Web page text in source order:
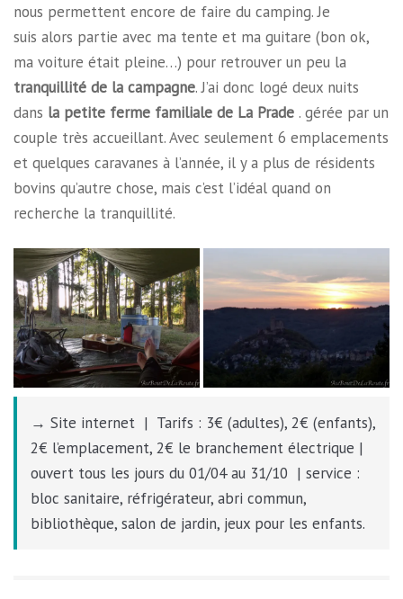
nous permettent encore de faire du camping. Je
suis alors partie avec ma tente et ma guitare (bon ok,
ma voiture était pleine…) pour retrouver un peu la
tranquillité de la campagne. J’ai donc logé deux nuits
dans la petite ferme familiale de La Prade . gérée par un
couple très accueillant. Avec seulement 6 emplacements
et quelques caravanes à l’année, il y a plus de résidents
bovins qu’autre chose, mais c’est l’idéal quand on
recherche la tranquillité.
→ Site internet | Tarifs : 3€ (adultes), 2€ (enfants),
2€ l’emplacement, 2€ le branchement électrique |
ouvert tous les jours du 01/04 au 31/10 | service :
bloc sanitaire, réfrigérateur, abri commun,
bibliothèque, salon de jardin, jeux pour les enfants.